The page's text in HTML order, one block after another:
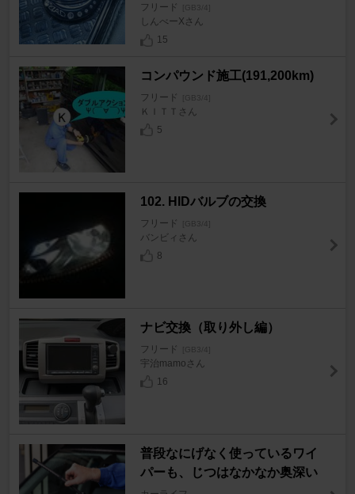
フリード [GB3/4]
しんべーXさん
15
コンパウンド施工(191,200km)
フリード [GB3/4]
ＫＩＴＴさん
5
102. HIDバルブの交換
フリード [GB3/4]
バンビィさん
8
ナビ交換（取り外し編）
フリード [GB3/4]
宇治mamoさん
16
普段なにげなく使っているワイ
パーも、じつはなかなか奥深い